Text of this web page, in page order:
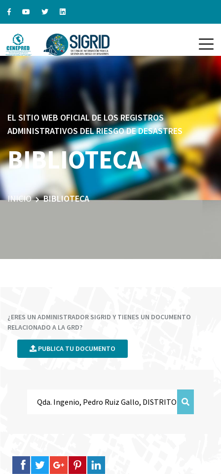
EL SITIO WEB OFICIAL DE LOS REGISTROS
ADMINISTRATIVOS DEL RIESGO DE DESASTRES
BIBLIOTECA
INICIO BIBLIOTECA
¿ERES UN ADMINISTRADOR SIGRID Y TIENES UN DOCUMENTO
RELACIONADO A LA GRD?
PUBLICA TU DOCUMENTO